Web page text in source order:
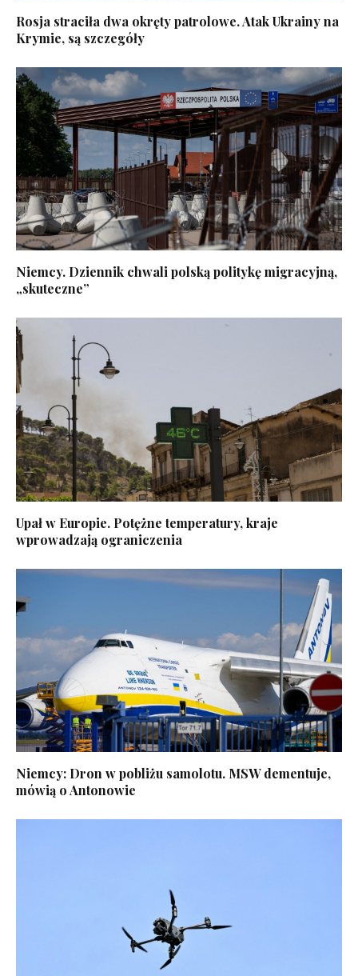
Rosja straciła dwa okręty patrolowe. Atak Ukrainy na
Krymie, są szczegóły
Niemcy. Dziennik chwali polską politykę migracyjną,
„skuteczne”
Upał w Europie. Potężne temperatury, kraje
wprowadzają ograniczenia
Niemcy: Dron w pobliżu samolotu. MSW dementuje,
mówią o Antonowie